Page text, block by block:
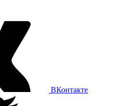
ВКонтакте